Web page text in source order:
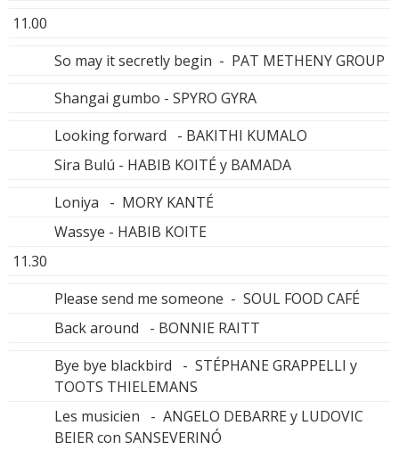
11.00
So may it secretly begin - PAT METHENY GROUP
Shangai gumbo - SPYRO GYRA
Looking forward - BAKITHI KUMALO
Sira Bulú - HABIB KOITÉ y BAMADA
Loniya - MORY KANTÉ
Wassye - HABIB KOITE
11.30
Please send me someone - SOUL FOOD CAFÉ
Back around - BONNIE RAITT
Bye bye blackbird - STÉPHANE GRAPPELLI y
TOOTS THIELEMANS
Les musicien - ANGELO DEBARRE y LUDOVIC
BEIER con SANSEVERINÓ